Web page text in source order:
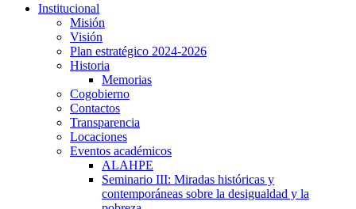
Institucional
Misión
Visión
Plan estratégico 2024-2026
Historia
Memorias
Cogobierno
Contactos
Transparencia
Locaciones
Eventos académicos
ALAHPE
Seminario III: Miradas históricas y
contemporáneas sobre la desigualdad y la